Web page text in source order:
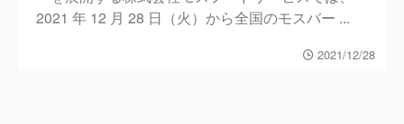
2021 年 12 月 28 日（火）から全国のモスバー ...
2021/12/28